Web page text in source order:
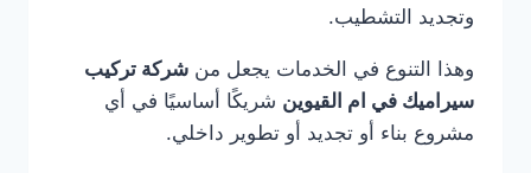
وتجديد التشطيب.
وهذا التنوع في الخدمات يجعل من شركة تركيب
سيراميك في ام القيوين شريكًا أساسيًا في أي
مشروع بناء أو تجديد أو تطوير داخلي.